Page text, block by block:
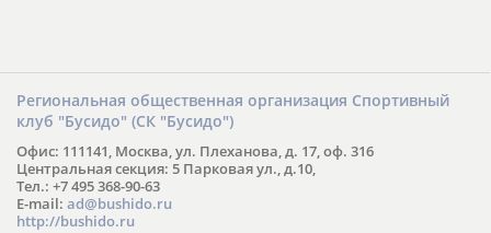
Региональная общественная организация Спортивный
клуб "Бусидо" (СК "Бусидо")
Офис: 111141, Москва, ул. Плеханова, д. 17, оф. 316
Центральная секция: 5 Парковая ул., д.10,
Тел.: +7 495 368-90-63
E-mail: ad@bushido.ru
http://bushido.ru